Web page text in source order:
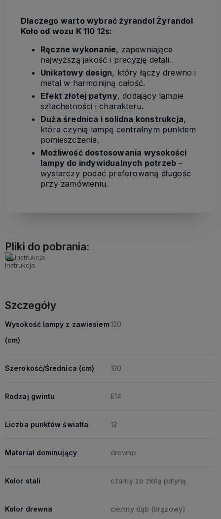
Dlaczego warto wybrać żyrandol Żyrandol
Koło od wozu K 110 12s:
Ręczne wykonanie, zapewniające
najwyższą jakość i precyzję detali.
Unikatowy design, który łączy drewno i
metal w harmonijną całość.
Efekt złotej patyny, dodający lampie
szlachetności i charakteru.
Duża średnica i solidna konstrukcja,
które czynią lampę centralnym punktem
pomieszczenia.
Możliwość dostosowania wysokości
lampy do indywidualnych potrzeb –
wystarczy podać preferowaną długość
przy zamówieniu.
Pliki do pobrania:
Instrukcja
Szczegóły
Wysokość lampy z zawiesiem
(cm)
120
Szerokość/Średnica (cm) 130
Rodzaj gwintu E14
Liczba punktów światła 12
Materiał dominujący drewno
Kolor stali czarny ze złotą patyną
Kolor drewna ciemny dąb (brązowy)